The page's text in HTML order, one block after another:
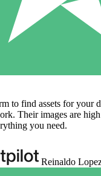
to find assets for your
Their images are
you need.
Reinaldo